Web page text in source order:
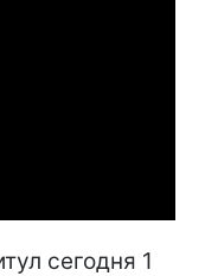
сегодня 1